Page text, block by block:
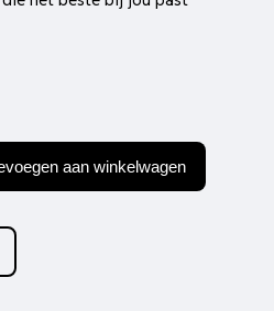
aan winkelwagen